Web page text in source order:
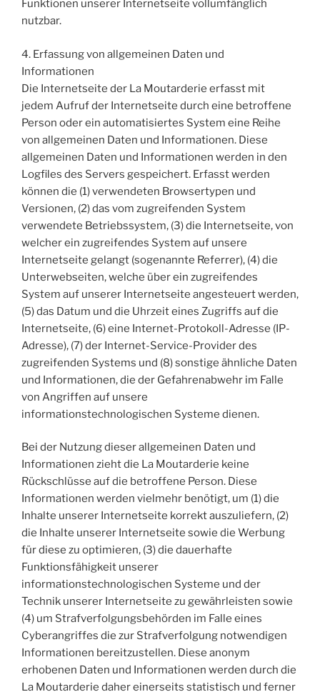
Funktionen unserer Internetseite vollumfänglich
nutzbar.
4. Erfassung von allgemeinen Daten und
Informationen
Die Internetseite der La Moutarderie erfasst mit
jedem Aufruf der Internetseite durch eine betroffene
Person oder ein automatisiertes System eine Reihe
von allgemeinen Daten und Informationen. Diese
allgemeinen Daten und Informationen werden in den
Logfiles des Servers gespeichert. Erfasst werden
können die (1) verwendeten Browsertypen und
Versionen, (2) das vom zugreifenden System
verwendete Betriebssystem, (3) die Internetseite, von
welcher ein zugreifendes System auf unsere
Internetseite gelangt (sogenannte Referrer), (4) die
Unterwebseiten, welche über ein zugreifendes
System auf unserer Internetseite angesteuert werden,
(5) das Datum und die Uhrzeit eines Zugriffs auf die
Internetseite, (6) eine Internet-Protokoll-Adresse (IP-
Adresse), (7) der Internet-Service-Provider des
zugreifenden Systems und (8) sonstige ähnliche Daten
und Informationen, die der Gefahrenabwehr im Falle
von Angriffen auf unsere
informationstechnologischen Systeme dienen.
Bei der Nutzung dieser allgemeinen Daten und
Informationen zieht die La Moutarderie keine
Rückschlüsse auf die betroffene Person. Diese
Informationen werden vielmehr benötigt, um (1) die
Inhalte unserer Internetseite korrekt auszuliefern, (2)
die Inhalte unserer Internetseite sowie die Werbung
für diese zu optimieren, (3) die dauerhafte
Funktionsfähigkeit unserer
informationstechnologischen Systeme und der
Technik unserer Internetseite zu gewährleisten sowie
(4) um Strafverfolgungsbehörden im Falle eines
Cyberangriffes die zur Strafverfolgung notwendigen
Informationen bereitzustellen. Diese anonym
erhobenen Daten und Informationen werden durch die
La Moutarderie daher einerseits statistisch und ferner